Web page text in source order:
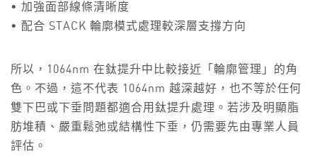
• 加強面部線條清晰度
• 配合 STACK 輪廓模式處理較深層支撐方向
所以，1064nm 在鈦提升中比較接近「輪廓管理」的角
色。不過，這不代表 1064nm 越深越好，也不等於任何
雙下巴或下垂問題都適合用鈦提升處理。若涉及明顯脂
肪堆積、嚴重鬆弛或結構性下垂，仍需要先由專業人員
評估。